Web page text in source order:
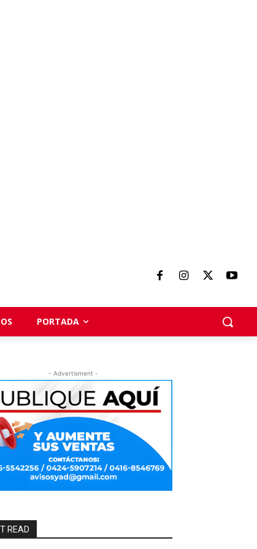
PORTADA
- Advertisment -
READ